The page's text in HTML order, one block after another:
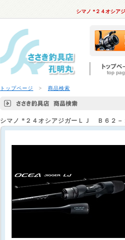
シマノ *２４オシア
トップページ > 商品検索
シマノ *２４オシアジガーＬＪ Ｂ６２